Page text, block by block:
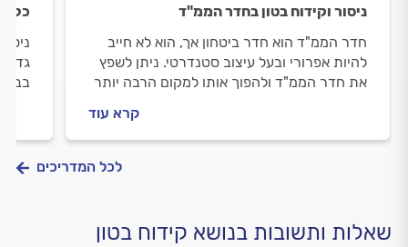
ניסור וקידוח בטון בחדר הממ"ד
חדר הממ"ד הוא חדר ביטחון אך, הוא לא חייב
להיות אפרורי ובעל עיצוב סטנדרטי. ניתן לשפץ
את חדר הממ"ד ולהפוך אותו למקום הרבה יותר
קרא עוד
כל
לכל המדריכים
שאלות ותשובות בנושא קידוח בטון